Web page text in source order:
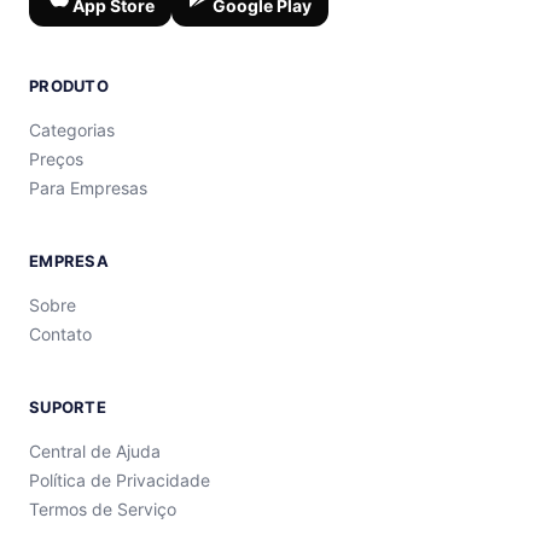
App Store Google Play
PRODUTO
Categorias
Preços
Para Empresas
EMPRESA
Sobre
Contato
SUPORTE
Central de Ajuda
Política de Privacidade
Termos de Serviço